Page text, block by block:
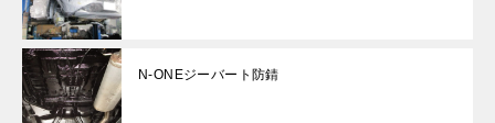
N-ONEジーバート防錆